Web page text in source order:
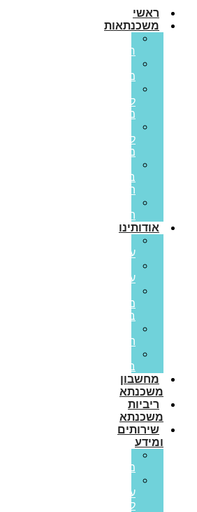
ראשי
משכנתאות
חדשה
משכנתא
לכל
מטרה
לנכס
מסחרי
בערבות
המדינה
הפוכה
אודותינו
עלינו
עלינו
משכנתאות
בתקשורת
הצלחה
בפריים
מחשבון
משכנתא
ריביות
משכנתא
שירותים
ומידע
משכנתא
עצמי
למשכנתא